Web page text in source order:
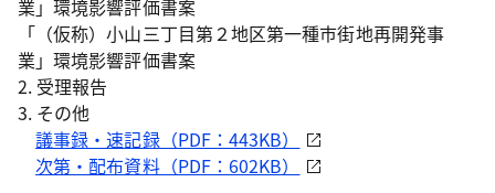
業」環境影響評価書案
「（仮称）小山三丁目第２地区第一種市街地再開発事
業」環境影響評価書案
2. 受理報告
3. その他
議事録・速記録（PDF：443KB）
次第・配布資料（PDF：602KB）